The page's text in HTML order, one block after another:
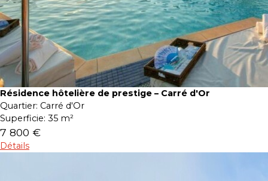
Résidence hôtelière de prestige – Carré d'Or
Quartier: Carré d'Or
Superficie: 35 m²
7 800 €
Détails